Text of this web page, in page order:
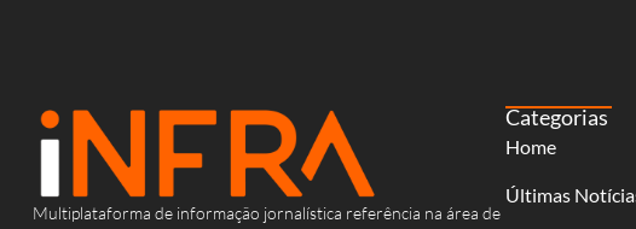
Multiplataforma de informação jornalística referência na área de
Categorias
Home
Últimas